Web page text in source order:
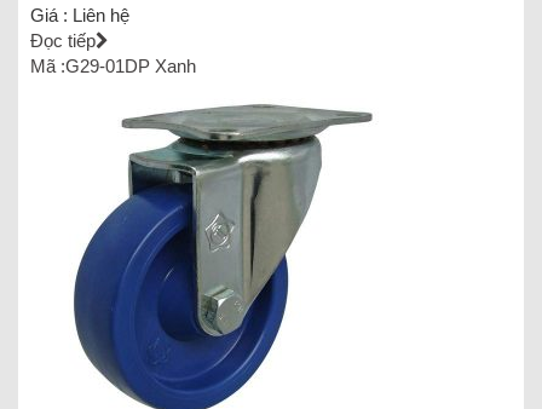
Giá : Liên hệ
Đọc tiếp
Mã :G29-01DP Xanh